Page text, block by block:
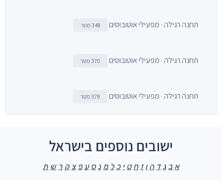
תחנה רגילה · מפעילי אוטובוסים 348 מטר
תחנה רגילה · מפעילי אוטובוסים 370 מטר
תחנה רגילה · מפעילי אוטובוסים 379 מטר
ישובים נוספים בישראל
א ב ג ד ה ו ז ח ט י כ ל מ נ ס ע פ צ ק ר ש ת